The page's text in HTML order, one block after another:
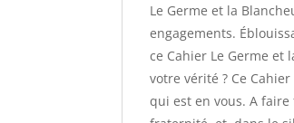
Le Germe et la
engagements.
ce Cahier Le Germe
votre vérité ? Ce
qui est en vous. A